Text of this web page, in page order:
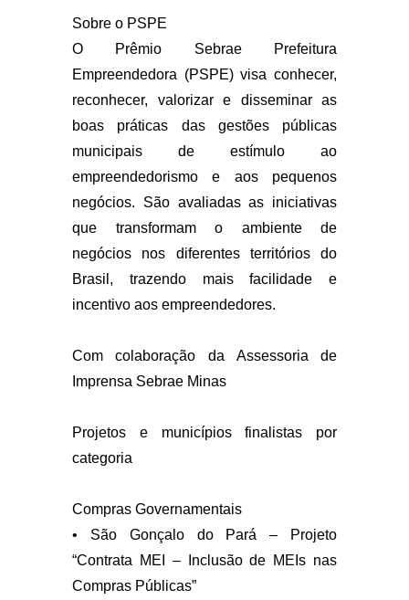
Sobre o PSPE
O Prêmio Sebrae Prefeitura
Empreendedora (PSPE) visa conhecer,
reconhecer, valorizar e disseminar as
boas práticas das gestões públicas
municipais de estímulo ao
empreendedorismo e aos pequenos
negócios. São avaliadas as iniciativas
que transformam o ambiente de
negócios nos diferentes territórios do
Brasil, trazendo mais facilidade e
incentivo aos empreendedores.
Com colaboração da Assessoria de
Imprensa Sebrae Minas
Projetos e municípios finalistas por
categoria
Compras Governamentais
• São Gonçalo do Pará – Projeto
“Contrata MEI – Inclusão de MEIs nas
Compras Públicas”